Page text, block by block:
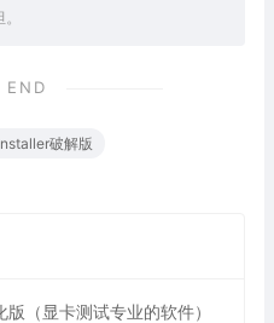
END
破解版
（显卡测试专业的软件）